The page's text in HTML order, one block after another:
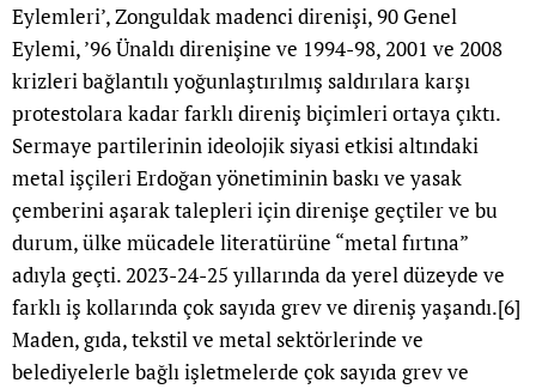
Eylemleri’, Zonguldak madenci direnişi, 90 Genel
Eylemi, ’96 Ünaldı direnişine ve 1994-98, 2001 ve 2008
krizleri bağlantılı yoğunlaştırılmış saldırılara karşı
protestolara kadar farklı direniş biçimleri ortaya çıktı.
Sermaye partilerinin ideolojik siyasi etkisi altındaki
metal işçileri Erdoğan yönetiminin baskı ve yasak
çemberini aşarak talepleri için direnişe geçtiler ve bu
durum, ülke mücadele literatürüne “metal fırtına”
adıyla geçti. 2023-24-25 yıllarında da yerel düzeyde ve
farklı iş kollarında çok sayıda grev ve direniş yaşandı.[6]
Maden, gıda, tekstil ve metal sektörlerinde ve
belediyelerle bağlı işletmelerde çok sayıda grev ve